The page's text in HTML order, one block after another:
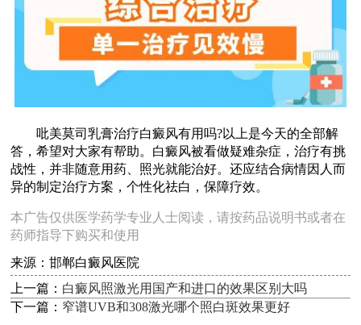
吡美莫司乳膏治疗白癜风有用吗?以上是今天的全部解
答，希望对大家有帮助。白癜风被看做疑难杂症，治疗有挑
战性，并非随意用药、照光就能治好。还应结合病情因人而
异的制定治疗方案，个性化祛白，保障疗效。
本广告仅供医学药学专业人士阅读，请按药品说明书或者在
药师指导下购买和使用
来源：邯郸白癜风医院
上一篇： 白癜风照激光用国产和进口的效果区别大吗
下一篇： 窄谱UVB和308激光哪个照白斑效果更好